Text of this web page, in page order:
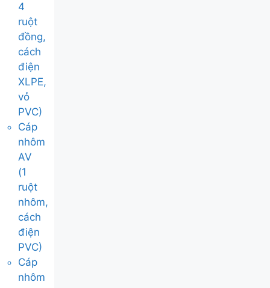
4
ruột
đồng,
cách
điện
XLPE,
vỏ
PVC)
Cáp
nhôm
AV
(1
ruột
nhôm,
cách
điện
PVC)
Cáp
nhôm